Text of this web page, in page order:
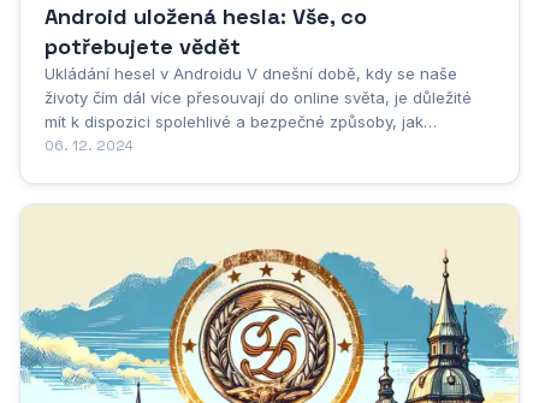
Android uložená hesla: Vše, co
potřebujete vědět
Ukládání hesel v Androidu V dnešní době, kdy se naše
životy čím dál více přesouvají do online světa, je důležité
mít k dispozici spolehlivé a bezpečné způsoby, jak
spravovat svá hesla. Ať už se přihlašujete k bankovní
06. 12. 2024